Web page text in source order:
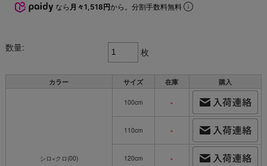
なら 月々1,518円から。分割手数料無料
数量: 枚
カラー サイズ 在庫 購入
シロ×クロ(00)
100cm ×
110cm ×
120cm ×